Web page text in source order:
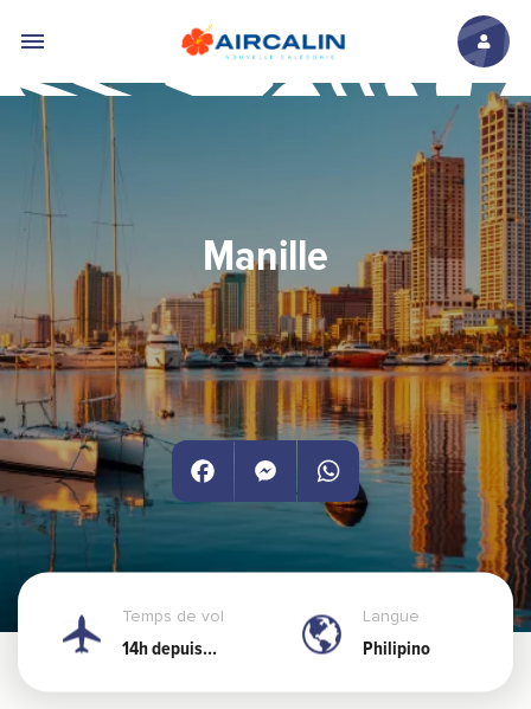
Aller au contenu principal
Manille
MessengerWhatsApp
Temps de vol
14h depuis
Langue
Philipino